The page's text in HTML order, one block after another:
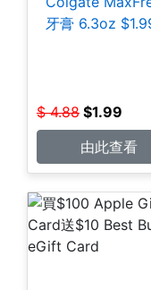
牙膏 6.3oz
$ 4.88 $1.99
由此查看